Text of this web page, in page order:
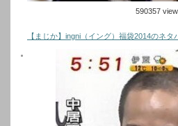
590357
【まじか】ingni（イング）福袋2014のネタ